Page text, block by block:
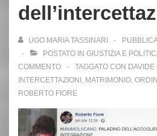
UGO MARIA TASSINARI
POSTATO IN GIUSTIZIA E
COMMENTO
TAGGATO CON
INTERCETTAZIONI , MATRIMONIO,
ROBERTO FIORE